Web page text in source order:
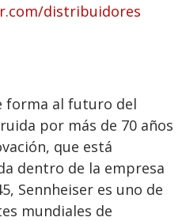
distribuidores
forma al futuro del
por más de 70 años
que está
dentro de la empresa
Sennheiser es uno de
mundiales de